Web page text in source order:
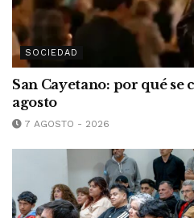
SOCIEDAD
San Cayetano: por qué se
agosto
7 AGOSTO - 2026